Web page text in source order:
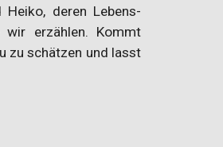
deren Lebens-
wir erzählen. Kommt
zu schätzen und lasst